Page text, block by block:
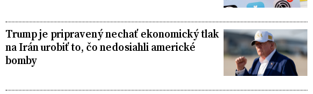
Trump je pripravený nechať ekonomický tlak
na Irán urobiť to, čo nedosiahli americké
bomby